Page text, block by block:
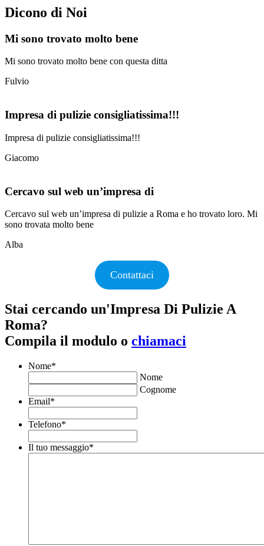
Dicono di Noi
Mi sono trovato molto bene
Mi sono trovato molto bene con questa ditta
Fulvio
Impresa di pulizie consigliatissima!!!
Impresa di pulizie consigliatissima!!!
Giacomo
Cercavo sul web un’impresa di
Cercavo sul web un’impresa di pulizie a Roma e ho trovato loro. Mi
sono trovata molto bene
Alba
Contattaci
Stai cercando un'Impresa Di Pulizie A
Roma?
Compila il modulo o chiamaci
Nome*
Nome
Cognome
Email*
Telefono*
Il tuo messaggio*